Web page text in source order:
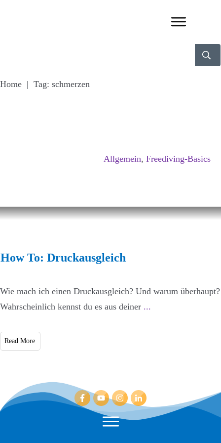
Home | Tag: schmerzen
Allgemein, Freediving-Basics
How To: Druckausgleich
Wie mach ich einen Druckausgleich? Und warum überhaupt?
Wahrscheinlich kennst du es aus deiner ...
Read More